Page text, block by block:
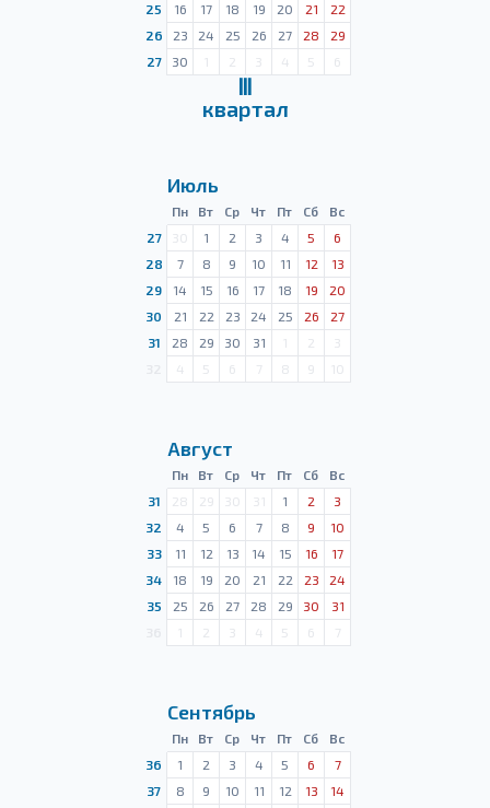
25
16 17 18 19 20 21
22
26
23 24 25 26 27 28
29
27
30 1 2 3 4 5 6
Ⅲ
квартал
Июль
Пн Вт Ср Чт Пт Сб
Вс
27
30 1 2 3 4 5
6
28
7 8 9 10 11 12
13
29
14 15 16 17 18 19
20
30
21 22 23 24 25 26
27
31
28 29 30 31 1 2
3
4 5 6 7 8 9 10
Август
Пн Вт Ср Чт Пт Сб
Вс
31
28 29 30 31 1 2
3
32
4 5 6 7 8 9
10
33
11 12 13 14 15 16
17
34
18 19 20 21 22 23
24
35
25 26 27 28 29 30
31
1 2 3 4 5 6 7
Сентябрь
Пн Вт Ср Чт Пт Сб
Вс
36
1 2 3 4 5 6
7
37
8 9 10 11 12 13
14